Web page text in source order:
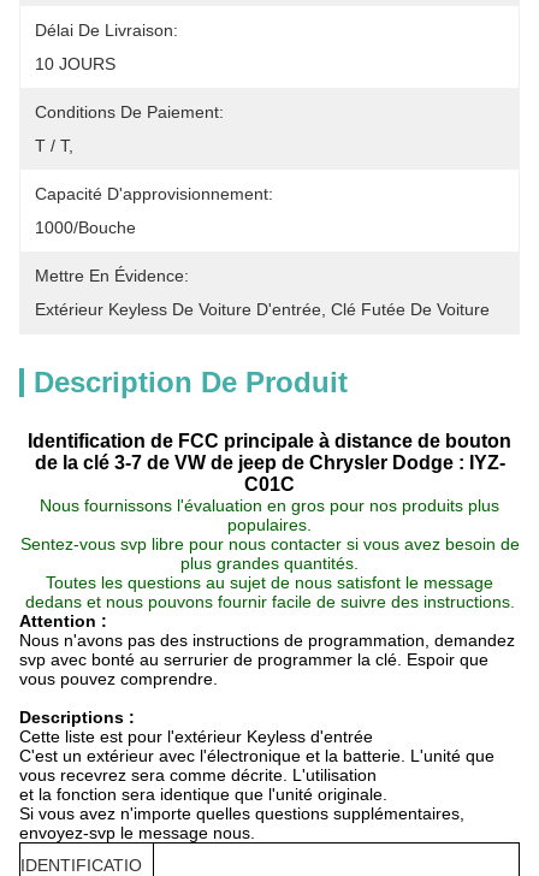
Délai De Livraison:
10 JOURS
Conditions De Paiement:
T / T,
Capacité D'approvisionnement:
1000/bouche
Mettre En Évidence:
Extérieur Keyless De Voiture D'entrée Clé Futée De Voiture
Description De Produit
Identification de FCC principale à distance de bouton
de la clé 3-7 de VW de jeep de Chrysler Dodge : IYZ-
C01C
Nous fournissons l'évaluation en gros pour nos produits plus
populaires.
Sentez-vous svp libre pour nous contacter si vous avez besoin de
plus grandes quantités.
Toutes les questions au sujet de nous satisfont le message
dedans et nous pouvons fournir facile de suivre des instructions.
Attention :
Nous n'avons pas des instructions de programmation, demandez
svp avec bonté au serrurier de programmer la clé. Espoir que
vous pouvez comprendre.
Descriptions :
Cette liste est pour l'extérieur Keyless d'entrée
C'est un extérieur avec l'électronique et la batterie. L'unité que
vous recevrez sera comme décrite. L'utilisation
et la fonction sera identique que l'unité originale.
Si vous avez n'importe quelles questions supplémentaires,
envoyez-svp le message nous.
IDENTIFICATIO